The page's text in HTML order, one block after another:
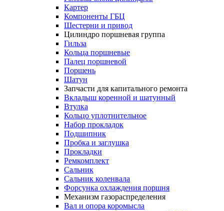
Картер
Компоненты ГБЦ
Шестерни и привод
Цилиндро поршневая группа
Гильза
Кольца поршневые
Палец поршневой
Поршень
Шатун
Запчасти для капитального ремонта
Вкладыш коренной и шатунный
Втулка
Кольцо уплотнительное
Набор прокладок
Подшипник
Пробка и заглушка
Прокладки
Ремкомплект
Сальник
Сальник коленвала
Форсунка охлаждения поршня
Механизм газораспределения
Вал и опора коромысла